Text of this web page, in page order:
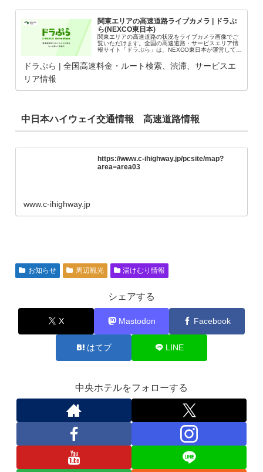
関東エリアの高速道路ライブカメラ | ドラぷ
ら(NEXCO東日本)
関東エリアの高速道路の状況をライブカメラ画像でご
覧いただけます。全国の高速道路・サービスエリア情
報サイト「ドラぷら」は、NEXCO東日本が運営してい
い出作りを演出します。
ドラぷら | 全国高速料金・ルート検索、渋滞、サービスエ
リア情報
中日本ハイウェイ交通情報 高速道路情報
https://www.c-ihighway.jp/pcsite/map?
area=area03
www.c-ihighway.jp
お知らせ 周辺観光 湯けむり情報
シェアする
X Mastodon Facebook
はてブ LINE
中央ホテルをフォローする